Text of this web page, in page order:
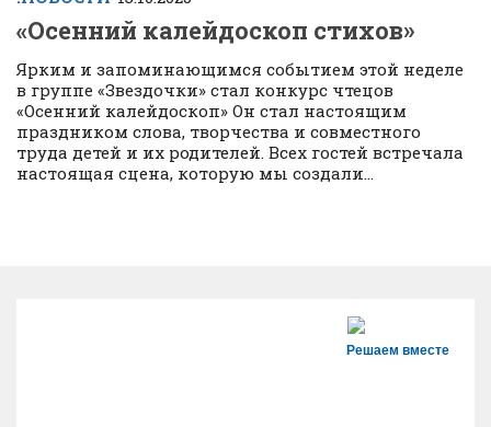
«Осенний калейдоскоп стихов»
Ярким и запоминающимся событием этой неделе
в группе «Звездочки» стал конкурс чтецов
«Осенний калейдоскоп» Он стал настоящим
праздником слова, творчества и совместного
труда детей и их родителей. Всех гостей встречала
настоящая сцена, которую мы создали...
Решаем вместе